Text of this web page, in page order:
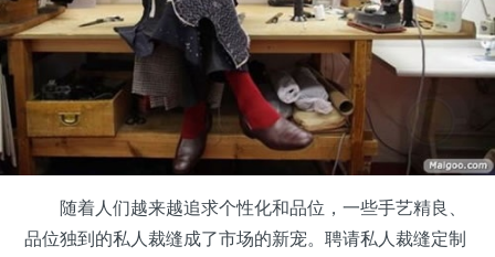
随着人们越来越追求个性化和品位，一些手艺精良、
品位独到的私人裁缝成了市场的新宠。聘请私人裁缝定制